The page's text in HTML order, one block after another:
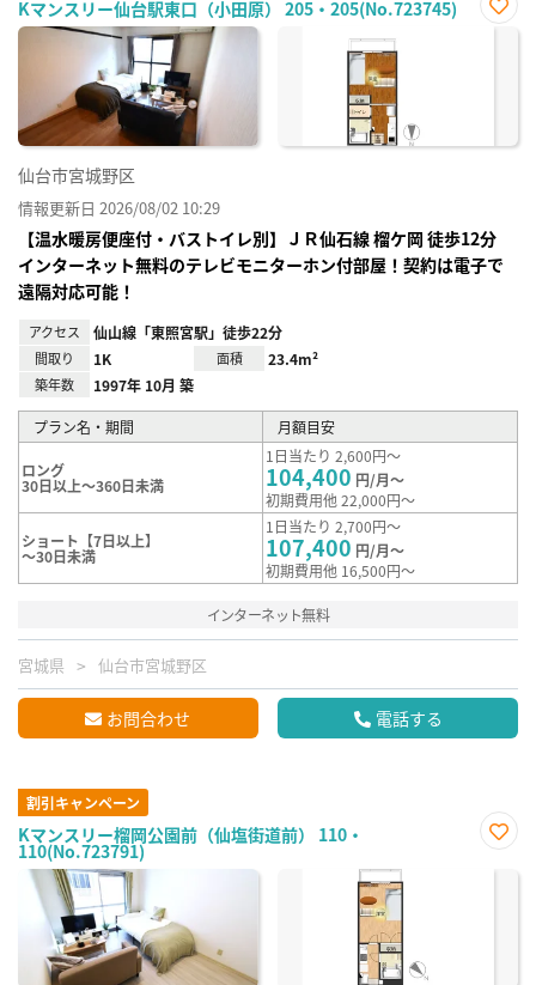
Kマンスリー仙台駅東口（小田原） 205・205(No.723745)
お気
仙台市宮城野区
情報更新日 2026/08/02 10:29
【温水暖房便座付・バストイレ別】ＪＲ仙⽯線 榴ケ岡 徒歩12分
インターネット無料のテレビモニターホン付部屋！契約は電子で
遠隔対応可能！
アクセス 仙山線「東照宮駅」徒歩22分
間取り 1K 面積 23.4m²
築年数 1997年 10月 築
プラン名・期間 月額目安
ロング
30日以上～360日未満
1日当たり 2,600円～
104,400 円/月～
初期費用他 22,000円～
ショート【7日以上】
～30日未満
1日当たり 2,700円～
107,400 円/月～
初期費用他 16,500円～
インターネット無料
宮城県 仙台市宮城野区
お問合わせ 電話する
割引キャンペーン
Kマンスリー榴岡公園前（仙塩街道前） 110・
110(No.723791)
に入